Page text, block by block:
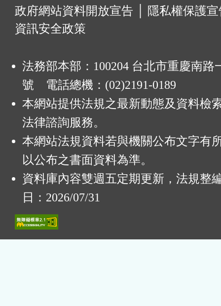
政府網站資料開放宣告
隱私權保護
資訊安全政策
法務部本部：100204 台北市重慶南路
號 電話總機：(02)2191-0189
本網站提供法規之最新動態及資料檢
法律諮詢服務。
本網站法規資料若與機關公布文字有
以公布之書面資料為準。
資料庫內容雙週五定期更新，法規整
日：2026/07/31